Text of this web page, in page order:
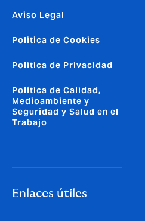
Aviso Legal
Politica de Cookies
Politica de Privacidad
Política de Calidad,
Medioambiente y
Seguridad y Salud en el
Trabajo
Enlaces útiles